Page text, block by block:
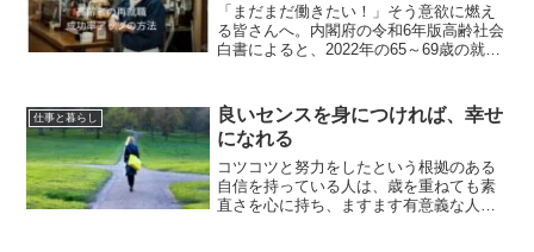
「まだまだ働きたい！」そう意欲に燃え
る皆さんへ。内閣府の令和6年版高齢社会
白書によると、2022年の65～69歳の就業
ているんです。経済的理由での就労、も
し...
仕事と暮らし
良いセンスを身につければ、幸せ
になれる
コツコツと努力をしたという根拠のある
自信を持っている人は、歳を重ねても素
直さを心に持ち、ますます有意義な人生